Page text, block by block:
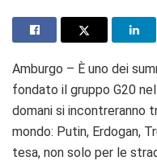
Amburgo – È uno dei
fondato il gruppo G20
domani si incontreranno
mondo: Putin, Erdogan,
tesa, non solo per le